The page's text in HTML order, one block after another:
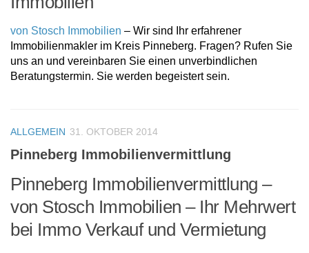
von Stosch Immobilien – Wir sind Ihr erfahrener
Immobilienmakler im Kreis Pinneberg. Fragen? Rufen Sie
uns an und vereinbaren Sie einen unverbindlichen
Beratungstermin. Sie werden begeistert sein.
ALLGEMEIN 31. OKTOBER 2014
Pinneberg Immobilienvermittlung
Pinneberg Immobilienvermittlung –
von Stosch Immobilien – Ihr Mehrwert
bei Immo Verkauf und Vermietung